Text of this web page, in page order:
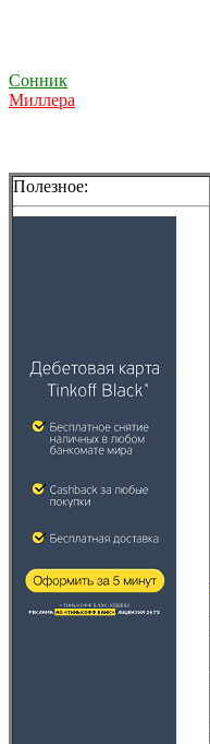
Сонник
Миллера
Полезное: